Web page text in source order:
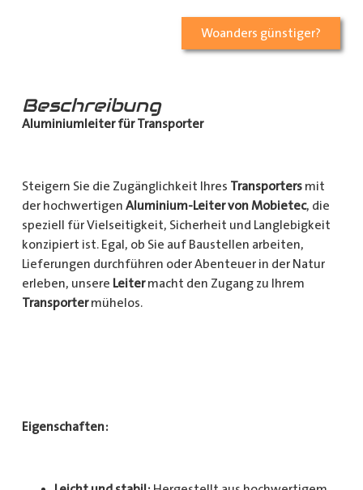
Woanders günstiger?
Beschreibung
Aluminiumleiter für Transporter
Steigern Sie die Zugänglichkeit Ihres Transportersmit
der hochwertigen Aluminium-Leiter von Mobietec, die
speziell für Vielseitigkeit, Sicherheit und Langlebigkeit
konzipiert ist. Egal, ob Sie auf Baustellen arbeiten,
Lieferungen durchführen oder Abenteuer in der Natur
erleben, unsere Leitermacht den Zugang zu Ihrem
Transportermühelos.
Eigenschaften: